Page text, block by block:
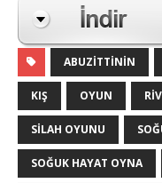
ABUZITTININ
KIŞ OYUN
SILAH OYUNU
SOĞUK HAYAT OYNA